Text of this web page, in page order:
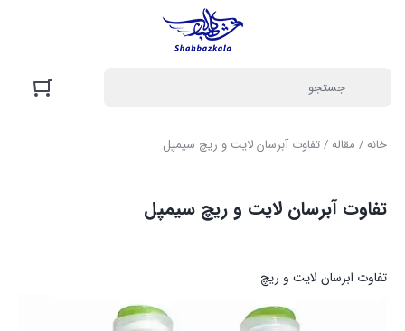
خانه/ مقاله/ تفاوت آبرسان لایت و ریچ سیمپل
تفاوت آبرسان لایت و ریچ سیمپل
تفاوت ابرسان لایت و ریچ